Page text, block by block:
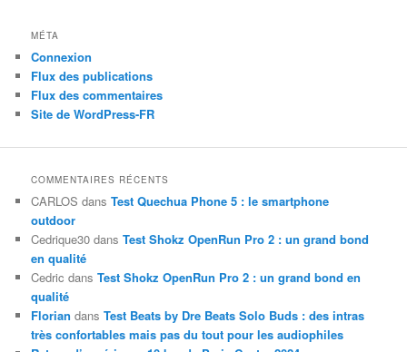
MÉTA
Connexion
Flux des publications
Flux des commentaires
Site de WordPress-FR
COMMENTAIRES RÉCENTS
CARLOS dansTest Quechua Phone 5 : le smartphone
outdoor
Cedrique30 dansTest Shokz OpenRun Pro 2 : un grand bond
en qualité
Cedric dansTest Shokz OpenRun Pro 2 : un grand bond en
qualité
Florian dansTest Beats by Dre Beats Solo Buds : des intras
très confortables mais pas du tout pour les audiophiles